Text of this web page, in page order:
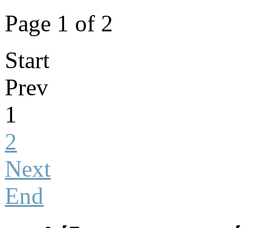
Page 1 of 2
Start
Prev
1
2
Next
End